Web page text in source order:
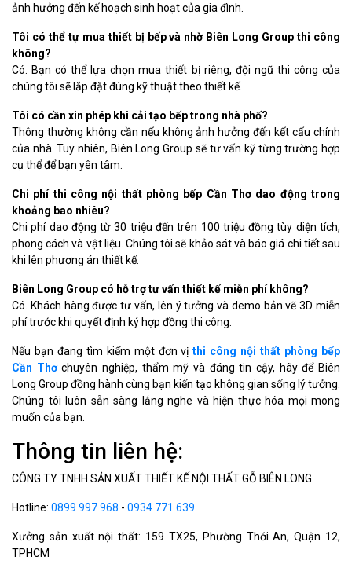
ảnh hưởng đến kế hoạch sinh hoạt của gia đình.
Tôi có thể tự mua thiết bị bếp và nhờ Biên Long Group thi công
không?
Có. Bạn có thể lựa chọn mua thiết bị riêng, đội ngũ thi công của
chúng tôi sẽ lắp đặt đúng kỹ thuật theo thiết kế.
Tôi có cần xin phép khi cải tạo bếp trong nhà phố?
Thông thường không cần nếu không ảnh hưởng đến kết cấu chính
của nhà. Tuy nhiên, Biên Long Group sẽ tư vấn kỹ từng trường hợp
cụ thể để bạn yên tâm.
Chi phí thi công nội thất phòng bếp Cần Thơ dao động trong
khoảng bao nhiêu?
Chi phí dao động từ 30 triệu đến trên 100 triệu đồng tùy diện tích,
phong cách và vật liệu. Chúng tôi sẽ khảo sát và báo giá chi tiết sau
khi lên phương án thiết kế.
Biên Long Group có hỗ trợ tư vấn thiết kế miễn phí không?
Có. Khách hàng được tư vấn, lên ý tưởng và demo bản vẽ 3D miễn
phí trước khi quyết định ký hợp đồng thi công.
Nếu bạn đang tìm kiếm một đơn vịthi công nội thất phòng bếp
Cần Thơ chuyên nghiệp, thẩm mỹ và đáng tin cậy, hãy để Biên
Long Group đồng hành cùng bạn kiến tạo không gian sống lý tưởng.
Chúng tôi luôn sẵn sàng lắng nghe và hiện thực hóa mọi mong
muốn của bạn.
Thông tin liên hệ:
CÔNG TY TNHH SẢN XUẤT THIẾT KẾ NỘI THẤT GỖ BIÊN LONG
Hotline: 0899 997 968 - 0934 771 639
Xưởng sản xuất nội thất: 159 TX25, Phường Thới An, Quận 12,
TPHCM